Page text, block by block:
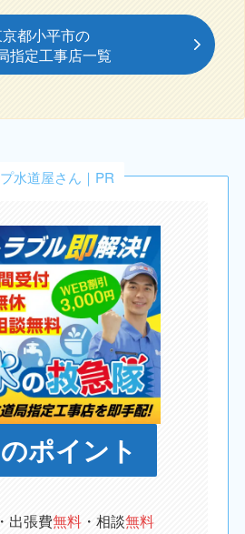
都小平市の
指定工事店一覧
水道屋さん｜PR
ポイント
・出張費無料 ・相談無料